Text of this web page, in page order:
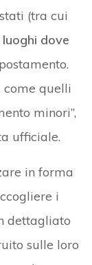
(tra cui
luoghi dove
quelli
minori”,
ufficiale.
in forma
i
dettagliato
sulle loro